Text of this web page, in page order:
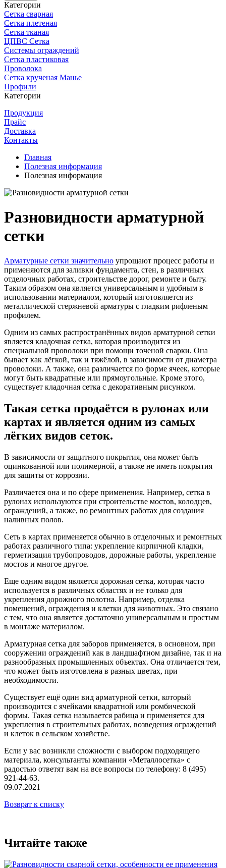
Категории
Сетка сварная
Сетка плетеная
Сетка тканая
ЦПВС Сетка
Системы ограждений
Сетка пластиковая
Проволока
Сетка крученая Манье
Профили
Категории
Продукция
Прайс
Доставка
Контакты
Главная
Полезная информация
Полезная информация
Разновидности арматурной
сетки
Арматурные сетки значительно упрощают процесс работы и
применяются для заливки фундамента, стен, в различных
отделочных работах, строительстве дорог, ремонте и быту.
Таким образом она является универсальным и удобным в
использовании материалом, который изготовляется из
металлической стержневой арматуры с гладким рифленым
профилем.
Одним из самых распространённых видов арматурной сетки
является кладочная сетка, которая производится из
специальной проволоки при помощи точеной сварки. Она
бывает как лёгкой, так и тяжёлой, в зависимости от диаметра
проволоки. А также, она различается по форме ячеек, которые
могут быть квадратные или прямоугольные. Кроме этого,
существует кладочная сетка с декоративным рисунком.
Такая сетка продаётся в рулонах или
картах и является одним из самых
лёгких видов сеток.
В зависимости от защитного покрытия, она может быть
оцинкованной или полимерной, а также не иметь покрытия
для защиты от коррозии.
Различается она и по сфере применения. Например, сетка в
рулонах используются при строительстве мостов, колодцев,
ограждений, а также, во ремонтных работах для создания
наливных полов.
Сеть в картах применяется обычно в отделочных и ремонтных
работах различного типа: укрепление кирпичной кладки,
герметизация трубопроводов, дорожные работы, укрепление
мостов и многое другое.
Еще одним видом является дорожная сетка, которая часто
используется в различных областях и не только для
укрепления дорожного полотна. Например, отделка
помещений, ограждения и клетки для животных. Это связано
с тем, что она является достаточно универсальным и простым
в монтаже материалом.
Арматурная сетка для заборов применяется, в основном, при
сооружении ограждений как в ландшафтном дизайне, так и на
разнообразных промышленных объектах. Она отличается тем,
что может быть изготовлена в разных цветах, при
необходимости.
Существует ещё один вид арматурной сетки, который
производится с ячейками квадратной или ромбической
формы. Такая сетка называется рабица и применяется для
укрепления в строительных работах, возведения ограждений
и клеток в сельском хозяйстве.
Если у вас возникли сложности с выбором подходящего
материала, консультанты компании «Металлосетка» с
радостью ответят вам на все вопросы по телефону: 8 (495)
921-44-63.
09.07.2021
Возврат к списку
Читайте также